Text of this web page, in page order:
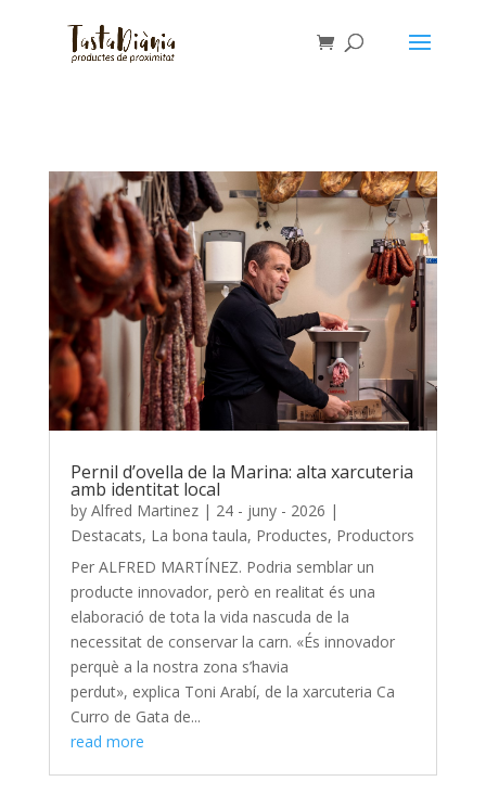
Pernil d’ovella de la Marina: alta xarcuteria
amb identitat local
by Alfred Martinez| 24 - juny - 2026 |
Destacats, La bona taula, Productes, Productors
Per ALFRED MARTÍNEZ. Podria semblar un
producte innovador, però en realitat és una
elaboració de tota la vida nascuda de la
necessitat de conservar la carn. «És innovador
perquè a la nostra zona s’havia
perdut», explica Toni Arabí, de la xarcuteria Ca
Curro de Gata de...
read more